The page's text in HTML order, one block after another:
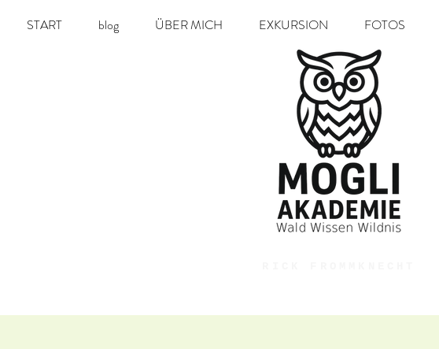
START blog ÜBER MICH EXKURSION FOTOS